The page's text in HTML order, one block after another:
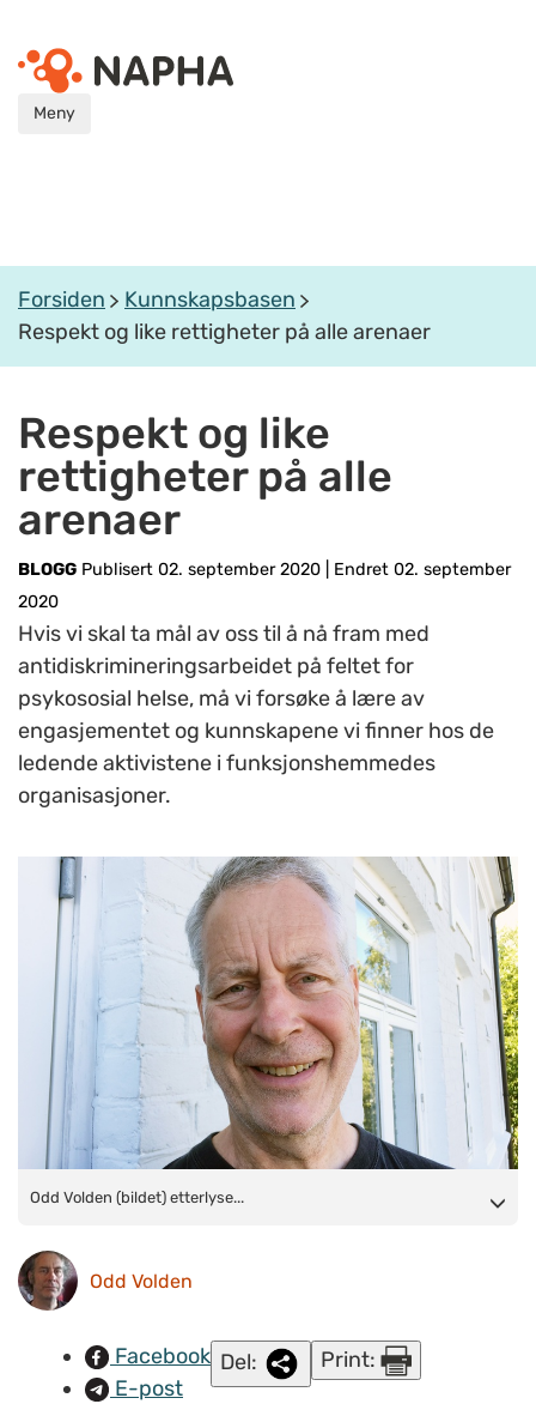
Meny
Forsiden
Kunnskapsbasen
Respekt og like rettigheter på alle arenaer
Respekt og like
rettigheter på alle
arenaer
BLOGG Publisert 02. september 2020
Endret 02. september
2020
Hvis vi skal ta mål av oss til å nå fram med
antidiskrimineringsarbeidet på feltet for
psykososial helse, må vi forsøke å lære av
engasjementet og kunnskapene vi finner hos de
ledende aktivistene i funksjonshemmedes
organisasjoner.
Odd Volden (bildet) etterlyser sterkere stemmer i kampen mot
psykiske helseproblemer. FOTO: Privat
Odd Volden (bildet) etterlyse...
Odd Volden
Facebook
E-post
Del: Print: